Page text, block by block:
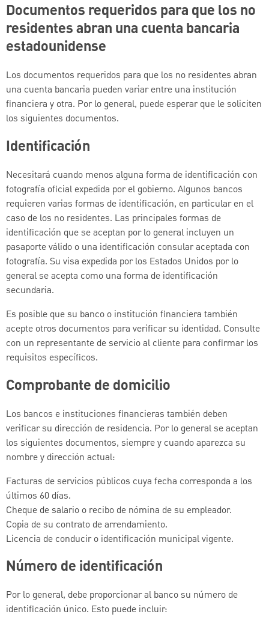
Documentos requeridos para que los no
residentes abran una cuenta bancaria
estadounidense
Los documentos requeridos para que los no residentes abran
una cuenta bancaria pueden variar entre una institución
financiera y otra. Por lo general, puede esperar que le soliciten
los siguientes documentos.
Identificación
Necesitará cuando menos alguna forma de identificación con
fotografía oficial expedida por el gobierno. Algunos bancos
requieren varias formas de identificación, en particular en el
caso de los no residentes. Las principales formas de
identificación que se aceptan por lo general incluyen un
pasaporte válido o una identificación consular aceptada con
fotografía. Su visa expedida por los Estados Unidos por lo
general se acepta como una forma de identificación
secundaria.
Es posible que su banco o institución financiera también
acepte otros documentos para verificar su identidad. Consulte
con un representante de servicio al cliente para confirmar los
requisitos específicos.
Comprobante de domicilio
Los bancos e instituciones financieras también deben
verificar su dirección de residencia. Por lo general se aceptan
los siguientes documentos, siempre y cuando aparezca su
nombre y dirección actual:
Facturas de servicios públicos cuya fecha corresponda a los
últimos 60 días.
Cheque de salario o recibo de nómina de su empleador.
Copia de su contrato de arrendamiento.
Licencia de conducir o identificación municipal vigente.
Número de identificación
Por lo general, debe proporcionar al banco su número de
identificación único. Esto puede incluir: